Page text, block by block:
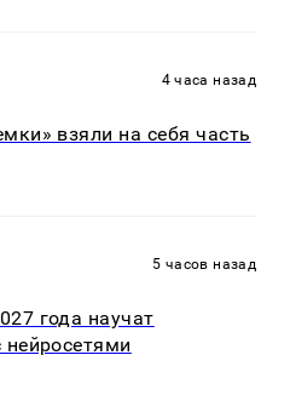
4 часа назад
взяли на себя часть
5 часов назад
года научат
нейросетями